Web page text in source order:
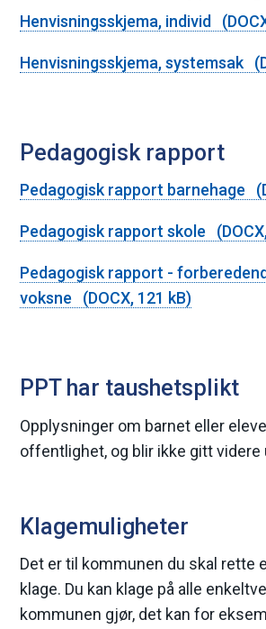
Henvisningsskjema, individ
Henvisningsskjema, systemsak
Pedagogisk rapport
Pedagogisk rapport barnehage
Pedagogisk rapport skole
Pedagogisk rapport -
voksne
(DOCX, 121 kB)
PPT har taushetsplikt
Opplysninger om barnet eller
offentlighet, og blir ikke gitt videre
Klagemuligheter
Det er til kommunen du skal rette
klage. Du kan klage på alle
kommunen gjør, det kan for